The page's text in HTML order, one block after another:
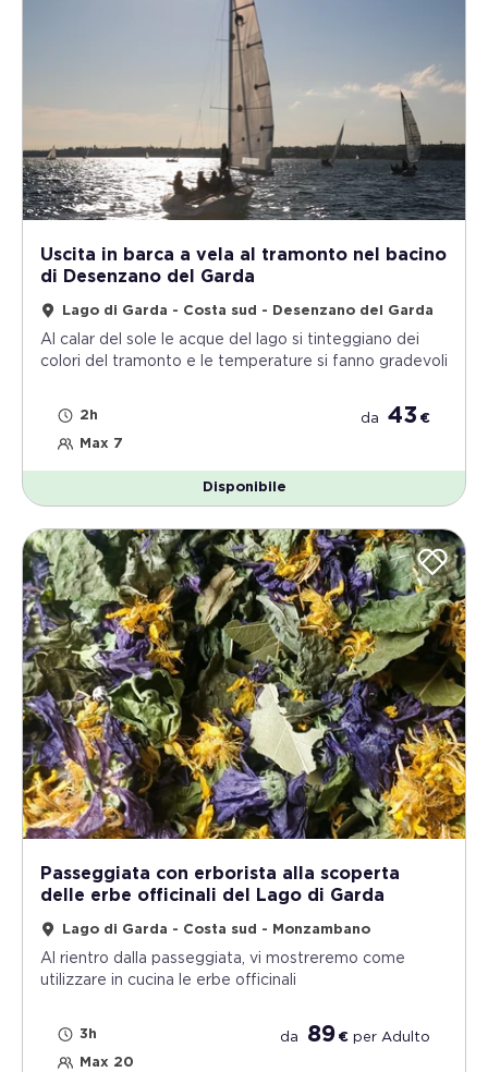
Uscita in barca a vela al tramonto nel bacino
di Desenzano del Garda
Lago di Garda - Costa sud - Desenzano del Garda
Al calar del sole le acque del lago si tinteggiano dei
colori del tramonto e le temperature si fanno gradevoli
2h
Max 7
da 43 €
Disponibile
Passeggiata con erborista alla scoperta
delle erbe officinali del Lago di Garda
Lago di Garda - Costa sud - Monzambano
Al rientro dalla passeggiata, vi mostreremo come
utilizzare in cucina le erbe officinali
3h
Max 20
da 89 € per Adulto